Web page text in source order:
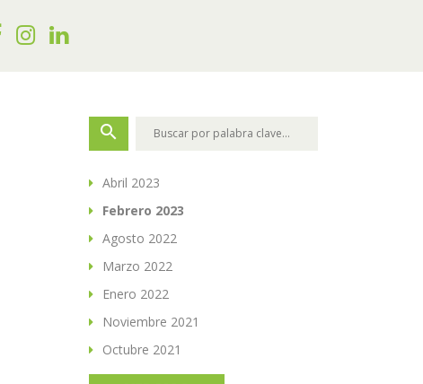
search
Abril 2023
Febrero 2023
Agosto 2022
Marzo 2022
Enero 2022
Noviembre 2021
Octubre 2021